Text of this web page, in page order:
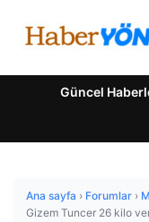
Güncel
Ana sayfa › Forumlar ›
Gizem Tuncer 26 kilo